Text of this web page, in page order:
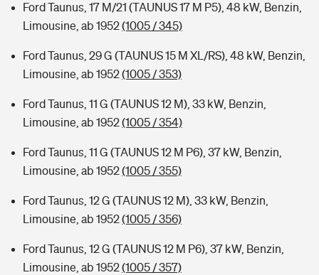
Ford Taunus, 17 M/21 (TAUNUS 17 M P5), 48 kW, Benzin,
Limousine, ab 1952(1005 / 345)
Ford Taunus, 29 G (TAUNUS 15 M XL/RS), 48 kW, Benzin,
Limousine, ab 1952(1005 / 353)
Ford Taunus, 11 G (TAUNUS 12 M), 33 kW, Benzin,
Limousine, ab 1952(1005 / 354)
Ford Taunus, 11 G (TAUNUS 12 M P6), 37 kW, Benzin,
Limousine, ab 1952(1005 / 355)
Ford Taunus, 12 G (TAUNUS 12 M), 33 kW, Benzin,
Limousine, ab 1952(1005 / 356)
Ford Taunus, 12 G (TAUNUS 12 M P6), 37 kW, Benzin,
Limousine, ab 1952(1005 / 357)